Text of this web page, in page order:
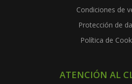
Condiciones de
Protección de
Política de
ATENCIÓN AL